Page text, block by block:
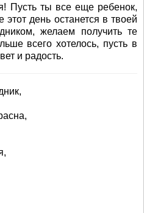
Пусть ты все еще ребенок,
день останется в твоей
желаем получить те
всего хотелось, пусть в
и радость.